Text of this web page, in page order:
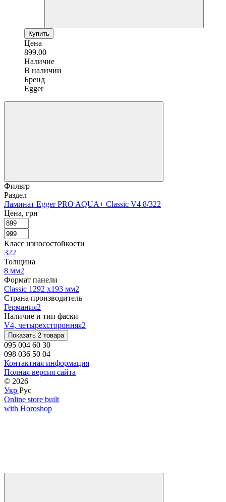
Купить
Цена
899.00
Наличие
В наличии
Бренд
Egger
Фильтр
Раздел
Ламинат Egger PRO AQUA+ Classic V4 8/322
Цена, грн
Класс износостойкости
322
Толщина
8 мм2
Формат панели
Classic 1292 x193 мм2
Страна производитель
Германия2
Наличие и тип фаски
V4, четырехсторонняя2
Показать 2 товара
095 004 60 30
098 036 50 04
Контактная информация
Полная версия сайта
© 2026
Укр Рус
Online store built
with Horoshop